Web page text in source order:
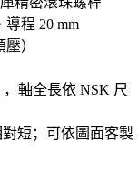
導程 20 mm
）
軸全長依 NSK 尺
短；可依圖面客製